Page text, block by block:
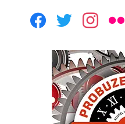
facebooktwitterinstagram
flickr